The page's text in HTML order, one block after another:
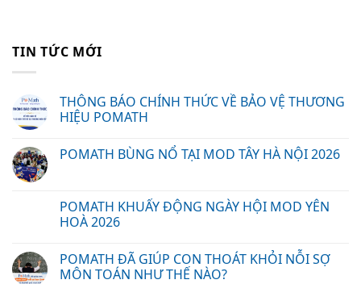
TIN TỨC MỚI
THÔNG BÁO CHÍNH THỨC VỀ BẢO VỆ THƯƠNG
HIỆU POMATH
POMATH BÙNG NỔ TẠI MOD TÂY HÀ NỘI 2026
POMATH KHUẤY ĐỘNG NGÀY HỘI MOD YÊN
HOÀ 2026
POMATH ĐÃ GIÚP CON THOÁT KHỎI NỖI SỢ
MÔN TOÁN NHƯ THẾ NÀO?